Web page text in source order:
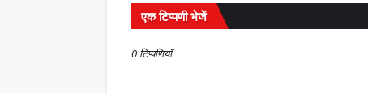
एक टिप्पणी भेजें
0 टिप्पणियाँ